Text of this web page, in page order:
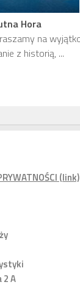
(link)
2 A